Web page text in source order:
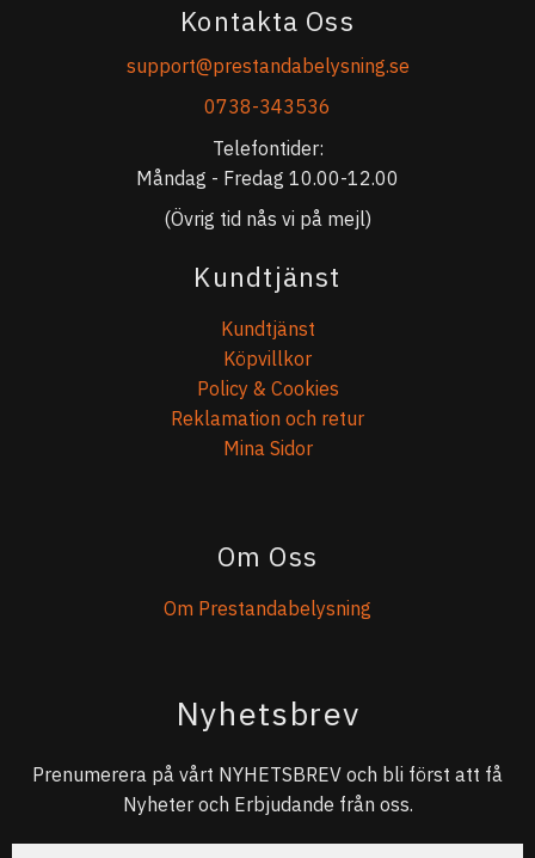
Kontakta Oss
support@prestandabelysning.se
0738-343536
Telefontider:
Måndag - Fredag 10.00-12.00
(Övrig tid nås vi på mejl)
Kundtjänst
Kundtjänst
Köpvillkor
Policy & Cookies
Reklamation och retur
Mina Sidor
Om Oss
Om Prestandabelysning
Nyhetsbrev
Prenumerera på vårt NYHETSBREV och bli först att få
Nyheter och Erbjudande från oss.